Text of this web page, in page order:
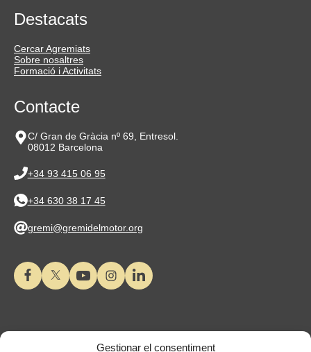
Gestionar el consentiment
Destacats
Cercar Agremiats
Sobre nosaltres
Formació i Activitats
Contacte
C/ Gran de Gràcia nº 69, Entresol.
08012 Barcelona
+34 93 415 06 95
+34 630 38 17 45
gremi@gremidelmotor.org